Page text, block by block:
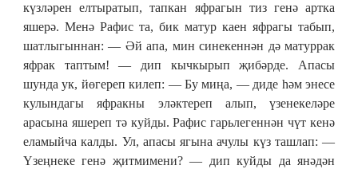
күзләрен елтыратып, тапкан яфрагын тиз генә артка
яшерә. Менә Рафис та, бик матур каен яфрагы табып,
шатлыгыннан: — Әй апа, мин синекеннән дә матуррак
яфрак таптым! — дип кычкырып җибәрде. Апасы
шунда ук, йөгереп килеп: — Бу миңа, — диде һәм энесе
кулындагы яфракны эләктереп алып, үзенекеләре
арасына яшереп тә куйды. Рафис гарьлегеннән чүт кенә
еламыйча калды. Ул, апасы ягына ачулы күз ташлап: —
Үзеңнеке генә җитмимени? — дип куйды да янәдән